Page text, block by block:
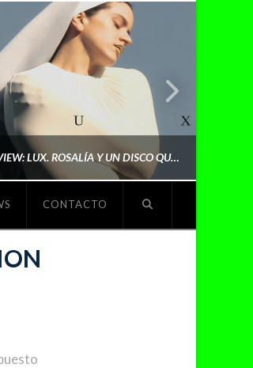
#REVIEW: LUX. ROSALÍA Y UN DISCO QUE REDEFINE LO QUE SIGNIFICA SER ARTISTA
CONTACTO